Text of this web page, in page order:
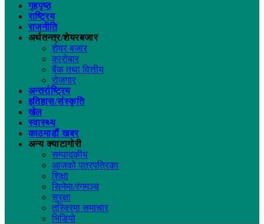
गृहपृष्ठ
राष्ट्रिय
राजनीति
अर्थतन्त्र/शेयरबजार
शेयर बजार
कारोबार
बैंक तथा वित्तीय
रोजगार
अन्तर्राष्ट्रिय
इतिहास/संस्कृति
खेल
स्वास्थ्य
काठमाडौं खबर
अन्य क्याटागोरी
सम्पादकीय
आजको पत्रपत्रिका
शिक्षा
सिनेमा/रंगमञ्च
सुरक्षा
तस्विरमा समाचार
भिडियो